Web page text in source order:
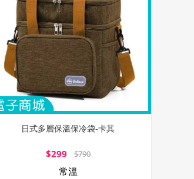
日式多層保溫保冷袋-卡其
$299 $790
常溫